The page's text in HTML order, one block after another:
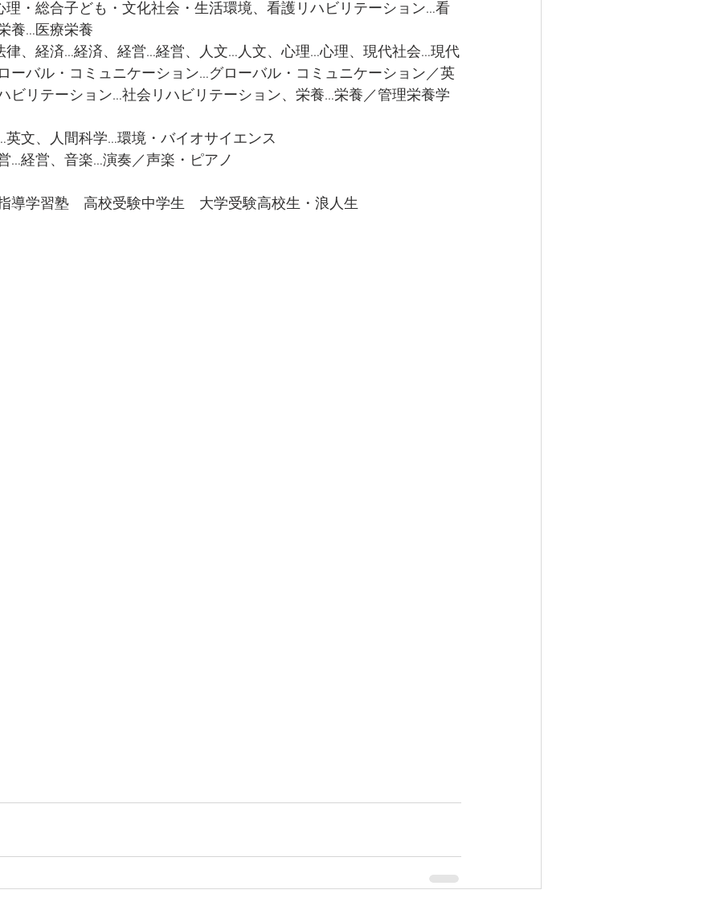
・総合子ども・文化社会・生活環境、看護リハビリテーション…看
養…医療栄養
、経済…経済、経営…経営、人文…人文、心理…心理、現代社会…現代
ーバル・コミュニケーション…グローバル・コミュニケーション／英
ビリテーション…社会リハビリテーション、栄養…栄養／管理栄養学
文、人間科学…環境・バイオサイエンス
…経営、音楽…演奏／声楽・ピアノ
導学習塾　高校受験中学生　大学受験高校生・浪人生